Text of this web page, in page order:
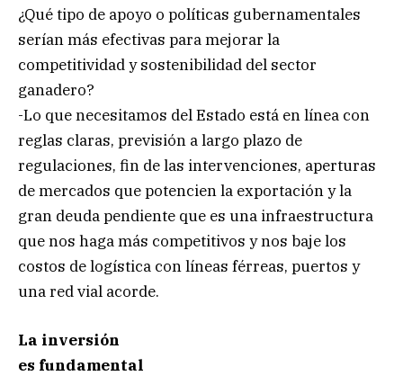
¿Qué tipo de apoyo o políticas gubernamentales
serían más efectivas para mejorar la
competitividad y sostenibilidad del sector
ganadero?
-Lo que necesitamos del Estado está en línea con
reglas claras, previsión a largo plazo de
regulaciones, fin de las intervenciones, aperturas
de mercados que potencien la exportación y la
gran deuda pendiente que es una infraestructura
que nos haga más competitivos y nos baje los
costos de logística con líneas férreas, puertos y
una red vial acorde.
La inversión
es fundamental